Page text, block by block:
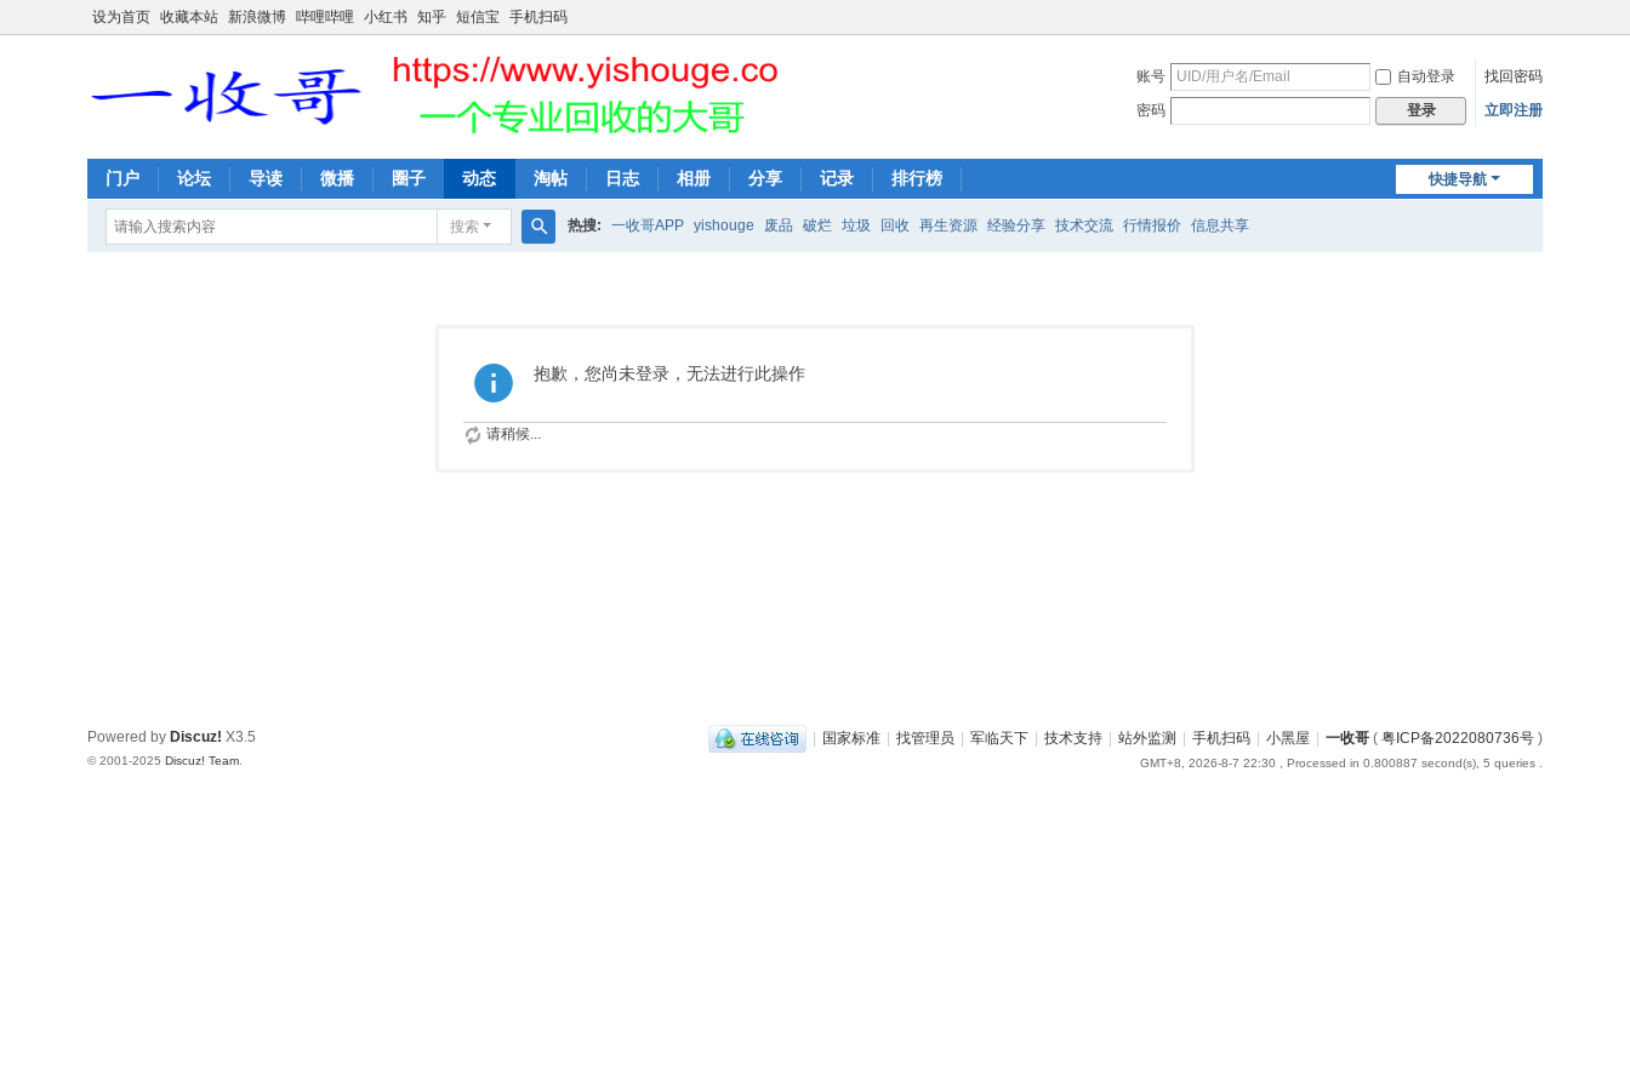
设为首页 收藏本站 新浪微博 哔哩哔哩 小红书 知乎 短信宝 手机扫码
账号 自动登录
找回密码
密码
登录 立即注册
快捷导航
门户 论坛 导读 微播 圈子 动态 淘帖 日志 相册 分享 记录 排行榜
搜索 热搜: 一收哥APP yishouge 废品 破烂 垃圾 回收 再生资源 经验分享 技术交流 行情报价 信息共享
抱歉，您尚未登录，无法进行此操作
请稍候...
| 国家标准 | 找管理员 | 军临天下 | 技术支持 | 站外监测 | 手机扫码 | 小黑屋 | 一收哥 ( 粤ICP备2022080736号 )
GMT+8, 2026-8-7 22:30 , Processed in 0.800887 second(s), 5 queries .
Powered by Discuz! X3.5
© 2001-2025 Discuz! Team